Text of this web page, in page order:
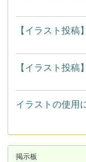
【イラスト投
【イラスト投
イラストの使用
掲示板